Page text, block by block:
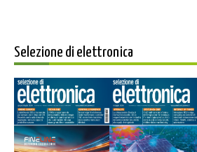
Selezione di elettronica